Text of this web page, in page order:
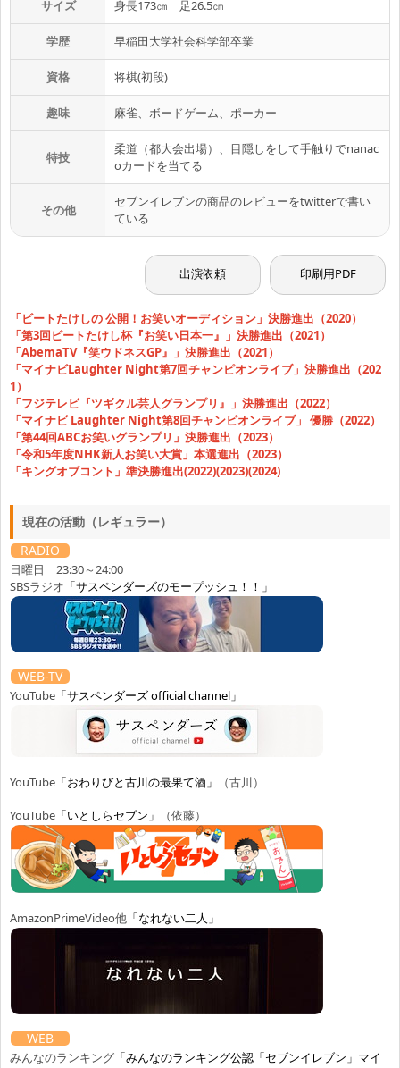
サイズ 身長173㎝ 足26.5㎝
学歴 早稲田大学社会科学部卒業
資格 将棋(初段)
趣味 麻雀、ボードゲーム、ポーカー
特技
柔道（都大会出場）、目隠しをして手触りでnanac
oカードを当てる
その他
セブンイレブンの商品のレビューをtwitterで書い
ている
出演依頼 印刷用PDF
「ビートたけしの 公開！お笑いオーディション」決勝進出（2020）
「第3回ビートたけし杯『お笑い日本一』」決勝進出（2021）
「AbemaTV『笑ウドネスGP』」決勝進出（2021）
「マイナビLaughter Night第7回チャンピオンライブ」決勝進出（202
1）
「フジテレビ『ツギクル芸人グランプリ』」決勝進出（2022）
「マイナビ Laughter Night第8回チャンピオンライブ」 優勝（2022）
「第44回ABCお笑いグランプリ」決勝進出（2023）
「令和5年度NHK新人お笑い大賞」本選進出（2023）
「キングオブコント」準決勝進出(2022)(2023)(2024)
現在の活動（レギュラー）
RADIO
日曜日 23:30～24:00
SBSラジオ 「サスペンダーズのモープッシュ！！」
WEB-TV
YouTube 「サスペンダーズ official channel」
YouTube 「おわりびと古川の最果て酒」 （古川）
YouTube 「いとしらセブン」 （依藤）
AmazonPrimeVideo他 「なれない二人」
WEB
みんなのランキング 「みんなのランキング公認「セブンイレブン」マイ